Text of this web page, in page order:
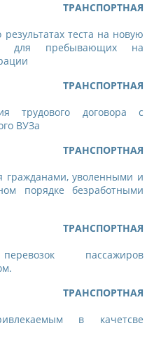
ТРАНСПОРТНАЯ
теста на новую
для пребывающих на
ТРАНСПОРТНАЯ
трудового договора с
ВУЗа
ТРАНСПОРТНАЯ
гражданами, уволенными и
порядке безработными
ТРАНСПОРТНАЯ
пассажиров
ТРАНСПОРТНАЯ
в качетсве